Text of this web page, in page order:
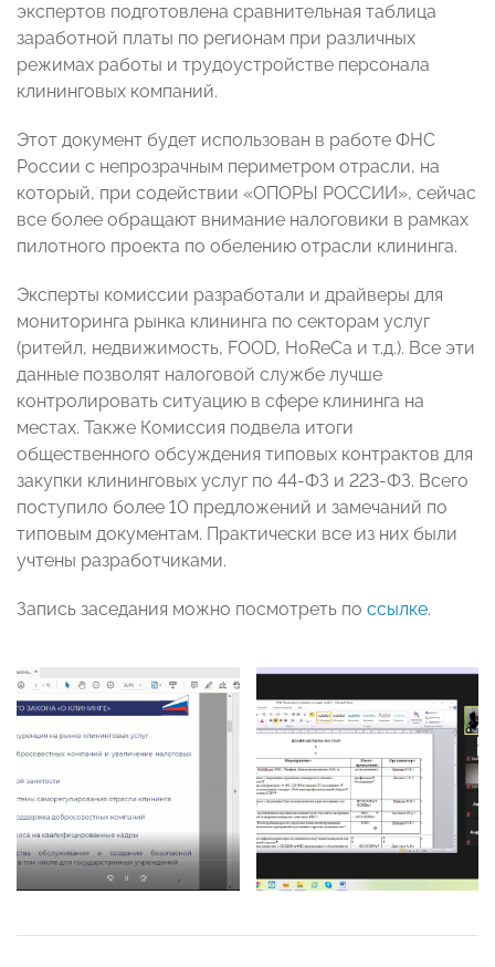
экспертов подготовлена сравнительная таблица
заработной платы по регионам при различных
режимах работы и трудоустройстве персонала
клининговых компаний.
Этот документ будет использован в работе ФНС
России с непрозрачным периметром отрасли, на
который, при содействии «ОПОРЫ РОССИИ», сейчас
все более обращают внимание налоговики в рамках
пилотного проекта по обелению отрасли клининга.
Эксперты комиссии разработали и драйверы для
мониторинга рынка клининга по секторам услуг
(ритейл, недвижимость, FOOD, HoReCa и т.д.). Все эти
данные позволят налоговой службе лучше
контролировать ситуацию в сфере клининга на
местах. Также Комиссия подвела итоги
общественного обсуждения типовых контрактов для
закупки клининговых услуг по 44-ФЗ и 223-ФЗ. Всего
поступило более 10 предложений и замечаний по
типовым документам. Практически все из них были
учтены разработчиками.
Запись заседания можно посмотреть по ссылке.